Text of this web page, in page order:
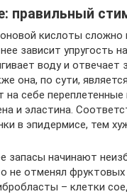
правильный
кислоты сложно
зависит упругость
воду и отвечает
она, по сути,
себе
и эластина.
в эпидермисе, тем
запасы начинают
не отменял фруктовых
– клетки